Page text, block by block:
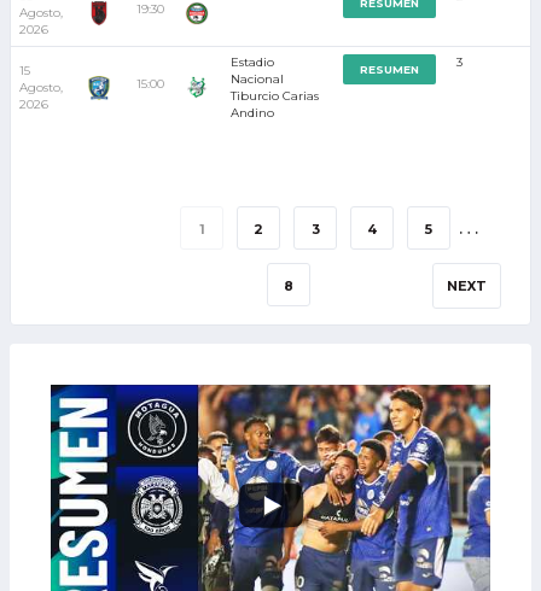
Agosto,
2026
19:30 RESUMEN
15
Agosto,
2026
15:00
Estadio
Nacional
Tiburcio Carias
Andino
RESUMEN 3
1 2 3 4 5 …
8 NEXT